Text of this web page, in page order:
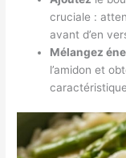
cruciale :
avant d’en
Mélangez
l’amidon et